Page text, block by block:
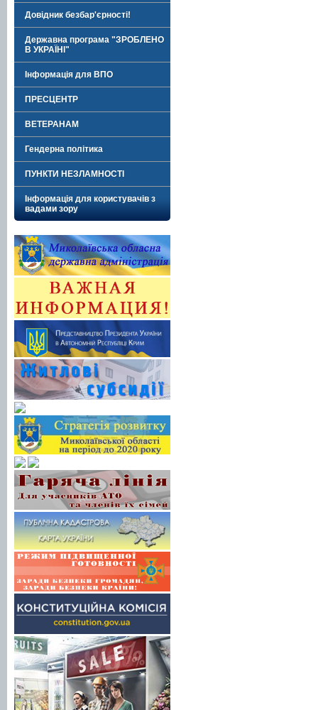
Довідник безбар'єрності!
Державна програма "ЗРОБЛЕНО
В УКРАЇНІ"
Інформація для ВПО
ПРЕСЦЕНТР
ВЕТЕРАНАМ
Гендерна політика
ПУНКТИ НЕЗЛАМНОСТІ
Інформація для користувачів з
вадами зору